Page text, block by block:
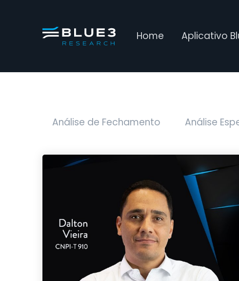
Home Aplicativo
Análise de Fechamento Análise